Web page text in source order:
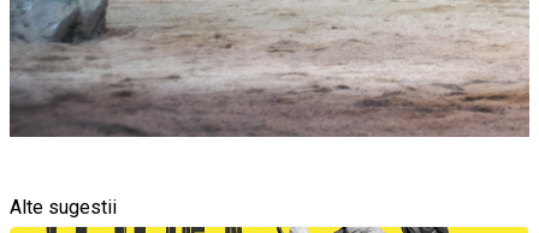
Alte sugestii